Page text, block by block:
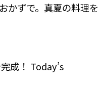
かずで。真夏の料理を
成！ Today’s